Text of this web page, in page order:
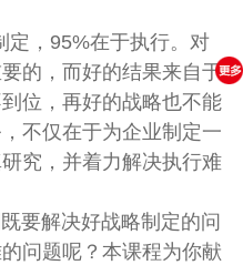
定， 95%在于执行。对
的，而好的结果来自于
位，再好的战略也不能
不仅在于为企业制定一
究，并着力解决执行难
解决好战略制定的问
问题呢？本课程为你献